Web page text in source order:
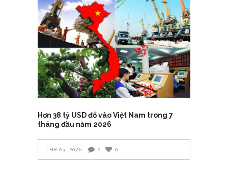
Hơn 38 tỷ USD đổ vào Việt Nam trong 7
tháng đầu năm 2026
TH8 03, 2026 0 0